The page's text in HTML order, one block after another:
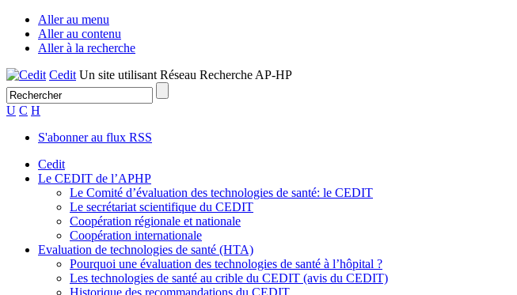
Aller au menu
Aller au contenu
Aller à la recherche
Cedit Un site utilisant Réseau Recherche AP-HP
U C H
S'abonner au flux RSS
Cedit
Le CEDIT de l’APHP
Le Comité d’évaluation des technologies de santé: le CEDIT
Le secrétariat scientifique du CEDIT
Coopération régionale et nationale
Coopération internationale
Evaluation de technologies de santé (HTA)
Pourquoi une évaluation des technologies de santé à l’hôpital ?
Les technologies de santé au crible du CEDIT (avis du CEDIT)
Historique des recommandations du CEDIT